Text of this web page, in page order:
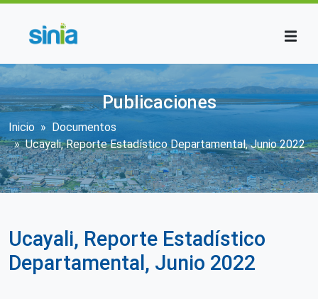
Publicaciones
Sobrescribir enlaces de ayuda a la
Inicio
Documentos
Ucayali, Reporte Estadístico Departamental, Junio 2022
Ucayali, Reporte Estadístico
Departamental, Junio 2022